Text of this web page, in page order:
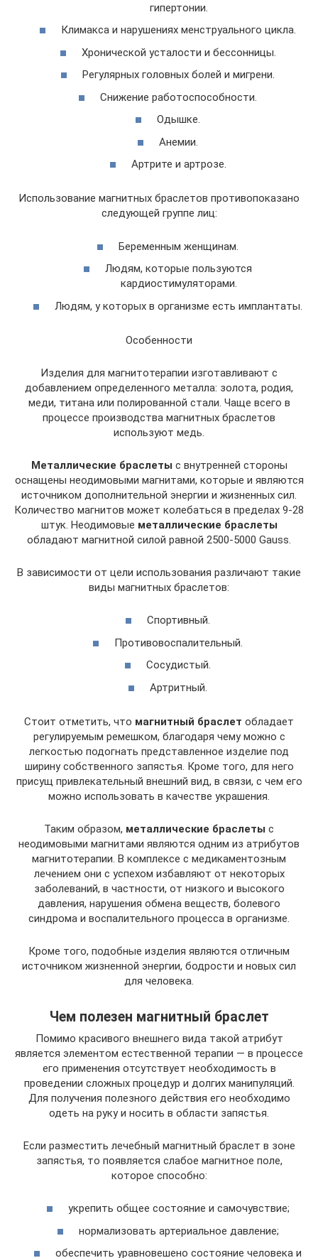
гипертонии.
Климакса и нарушениях менструального цикла.
Хронической усталости и бессонницы.
Регулярных головных болей и мигрени.
Снижение работоспособности.
Одышке.
Анемии.
Артрите и артрозе.
Использование магнитных браслетов противопоказано
следующей группе лиц:
Беременным женщинам.
Людям, которые пользуются
кардиостимуляторами.
Людям, у которых в организме есть имплантаты.
Особенности
Изделия для магнитотерапии изготавливают с
добавлением определенного металла: золота, родия,
меди, титана или полированной стали. Чаще всего в
процессе производства магнитных браслетов
используют медь.
Металлические браслеты с внутренней стороны
оснащены неодимовыми магнитами, которые и являются
источником дополнительной энергии и жизненных сил.
Количество магнитов может колебаться в пределах 9-28
штук. Неодимовые металлические браслеты
обладают магнитной силой равной 2500-5000 Gauss.
В зависимости от цели использования различают такие
виды магнитных браслетов:
Спортивный.
Противовоспалительный.
Сосудистый.
Артритный.
Стоит отметить, что магнитный браслет обладает
регулируемым ремешком, благодаря чему можно с
легкостью подогнать представленное изделие под
ширину собственного запястья. Кроме того, для него
присущ привлекательный внешний вид, в связи, с чем его
можно использовать в качестве украшения.
Таким образом, металлические браслеты с
неодимовыми магнитами являются одним из атрибутов
магнитотерапии. В комплексе с медикаментозным
лечением они с успехом избавляют от некоторых
заболеваний, в частности, от низкого и высокого
давления, нарушения обмена веществ, болевого
синдрома и воспалительного процесса в организме.
Кроме того, подобные изделия являются отличным
источником жизненной энергии, бодрости и новых сил
для человека.
Чем полезен магнитный браслет
Помимо красивого внешнего вида такой атрибут
является элементом естественной терапии — в процессе
его применения отсутствует необходимость в
проведении сложных процедур и долгих манипуляций.
Для получения полезного действия его необходимо
одеть на руку и носить в области запястья.
Если разместить лечебный магнитный браслет в зоне
запястья, то появляется слабое магнитное поле,
которое способно:
укрепить общее состояние и самочувствие;
нормализовать артериальное давление;
обеспечить уравновешено состояние человека и